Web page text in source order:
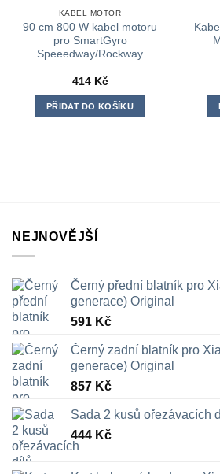
KABEL MOTOR
90 cm 800 W kabel motoru
pro SmartGyro
Speeedway/Rockway
414 Kč
PŘIDAT DO KOŠÍKU
NEJNOVĚJŠÍ
Černý přední blatník pro
generace) Original
591 Kč
Černý zadní blatník pro
generace) Original
857 Kč
Sada 2 kusů ořezávacích
444 Kč